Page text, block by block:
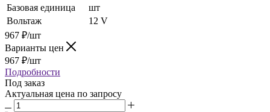
Базовая единица
шт
Вольтаж
12 V
967 ₽/шт
Варианты цен
967 ₽/шт
Подробности
Под заказ
Актуальная цена по запросу